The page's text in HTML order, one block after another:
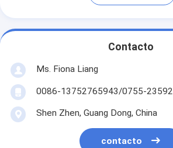
Contacto
Ms. Fiona Liang
0086-13752765943/0755-
Shen Zhen, Guang Dong, China
contacto